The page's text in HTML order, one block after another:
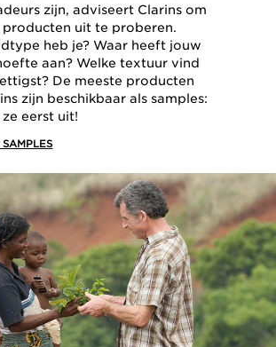
zijn, adviseert Clarins om
producten uit te proberen.
heb je? Waar heeft jouw
aan? Welke textuur vind
De meeste producten
zijn beschikbaar als samples:
eerst uit!